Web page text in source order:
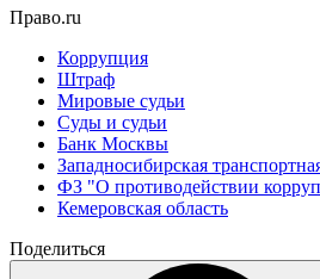
Право.ru
Коррупция
Штраф
Мировые судьи
Суды и судьи
Банк Москвы
Западносибирская
ФЗ "О противодействии
Кемеровская область
Поделиться